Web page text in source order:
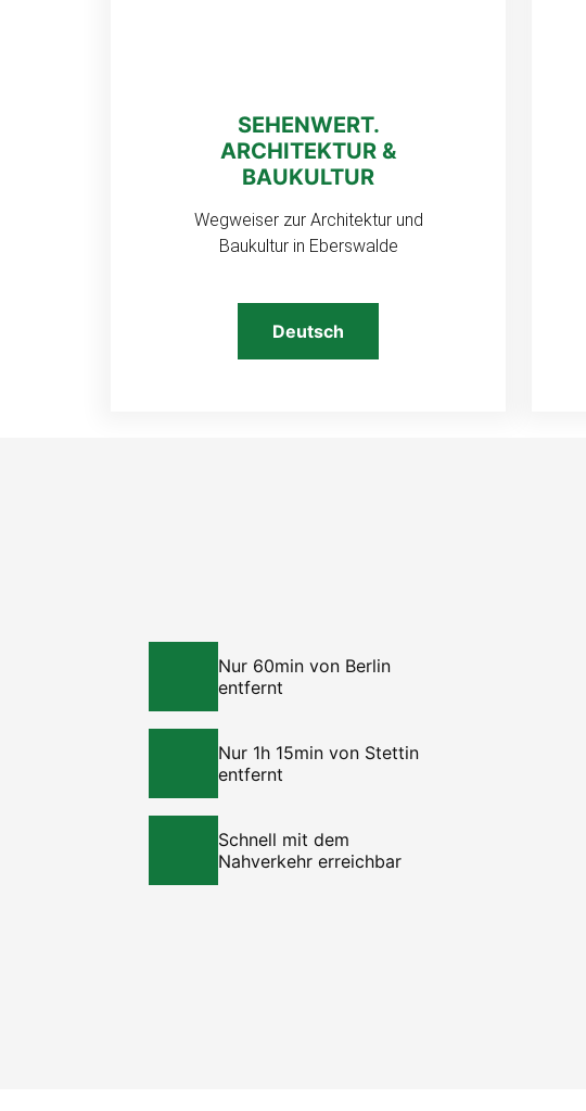
SEHENWERT.
ARCHITEKTUR &
BAUKULTUR
Wegweiser zur Architektur und
Baukultur in Eberswalde
Deutsch
Nur 60min von Berlin
entfernt
Nur 1h 15min von Stettin
entfernt
Schnell mit dem
Nahverkehr erreichbar